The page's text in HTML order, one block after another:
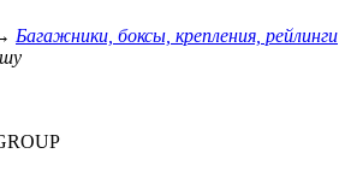
Багажники, боксы, крепления, рейлинги